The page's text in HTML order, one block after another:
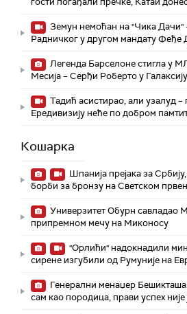
Земун немоћан на "Чика Дачи"
Радничког у другом мандату Феђе
Легенда Барселоне стигла у
Месија – Серђи Роберто у Галаксију
Тадић асистирао, али узалуд –
Ередивизију неће по добром
Кошарка
Шпанија прејакa за
борби за бронзу на Светском
Универзитет Обурн савладао
припремном мечу на Миконосу
"Орлићи" надокнадили
сирене изгубили од Румуније на
Генерални менаџер
сам као породица, прави успех